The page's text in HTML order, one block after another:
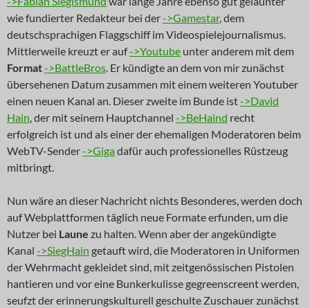
wie fundierter Redakteur bei der->Gamestar, dem
deutschsprachigen Flaggschiff im Videospielejournalismus.
Mittlerweile kreuzt er auf->Youtube unter anderem mit dem
Format->BattleBros. Er kündigte an dem von mir zunächst
übersehenen Datum zusammen mit einem weiteren Youtuber
einen neuen Kanal an. Dieser zweite im Bunde ist->David
Hain, der mit seinem Hauptchannel ->BeHaind recht
erfolgreich ist und als einer der ehemaligen Moderatoren beim
WebTV-Sender->Gigadafür auch professionelles Rüstzeug
mitbringt.
Nun wäre an dieser Nachricht nichts Besonderes, werden doch
auf Webplattformen täglich neue Formate erfunden, um die
Nutzer bei Laune zu halten. Wenn aber der angekündigte
Kanal ->SiegHain getauft wird, die Moderatoren in Uniformen
der Wehrmacht gekleidet sind, mit zeitgenössischen Pistolen
hantieren und vor eine Bunkerkulisse gegreenscreent werden,
seufzt der erinnerungskulturell geschulte Zuschauer zunächst